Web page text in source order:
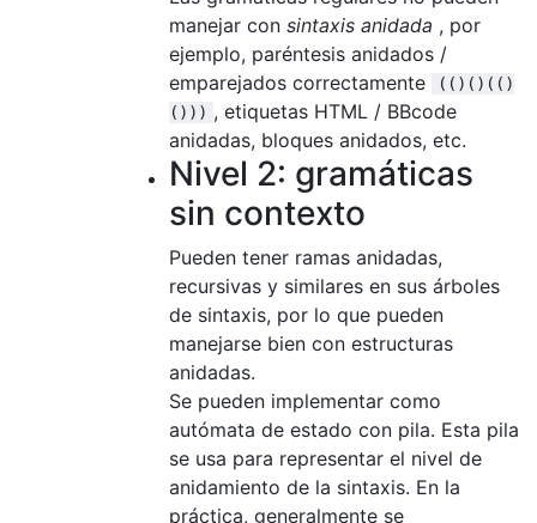
manejar con sintaxis anidada , por
ejemplo, paréntesis anidados /
emparejados correctamente
(()()(()
())) , etiquetas HTML / BBcode
anidadas, bloques anidados, etc.
Nivel 2: gramáticas
sin contexto
Pueden tener ramas anidadas,
recursivas y similares en sus árboles
de sintaxis, por lo que pueden
manejarse bien con estructuras
anidadas.
Se pueden implementar como
autómata de estado con pila. Esta pila
se usa para representar el nivel de
anidamiento de la sintaxis. En la
práctica, generalmente se